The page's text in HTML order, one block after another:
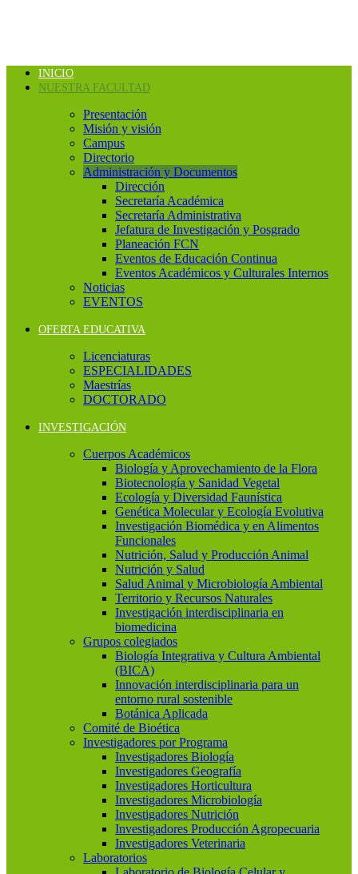
INICIO
NUESTRA FACULTAD
Presentación
Misión y visión
Campus
Directorio
Administración y Documentos
Dirección
Secretaría Académica
Secretaría Administrativa
Jefatura de Investigación y Posgrado
Planeación FCN
Eventos de Educación Continua
Eventos Académicos y Culturales Internos
Noticias
EVENTOS
OFERTA EDUCATIVA
Licenciaturas
ESPECIALIDADES
Maestrías
DOCTORADO
INVESTIGACIÓN
Cuerpos Académicos
Biología y Aprovechamiento de la Flora
Biotecnología y Sanidad Vegetal
Ecología y Diversidad Faunística
Genética Molecular y Ecología Evolutiva
Investigación Biomédica y en Alimentos
Funcionales
Nutrición, Salud y Producción Animal
Nutrición y Salud
Salud Animal y Microbiología Ambiental
Territorio y Recursos Naturales
Investigación interdisciplinaria en
biomedicina
Grupos colegiados
Biología Integrativa y Cultura Ambiental
(BICA)
Innovación interdisciplinaria para un
entorno rural sostenible
Botánica Aplicada
Comité de Bioética
Investigadores por Programa
Investigadores Biología
Investigadores Geografía
Investigadores Horticultura
Investigadores Microbiología
Investigadores Nutrición
Investigadores Producción Agropecuaria
Investigadores Veterinaria
Laboratorios